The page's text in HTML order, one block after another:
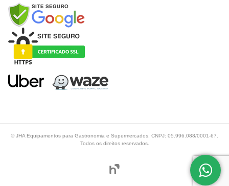
© JHA Equipamentos para Gastronomia e Supermercados. CNPJ: 05.996.088/0001-67.
Todos os direitos reservados.